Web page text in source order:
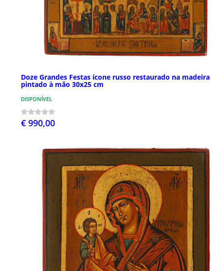
Doze Grandes Festas ícone russo restaurado na madeira
pintado à mão 30x25 cm
DISPONÍVEL
€ 990,00